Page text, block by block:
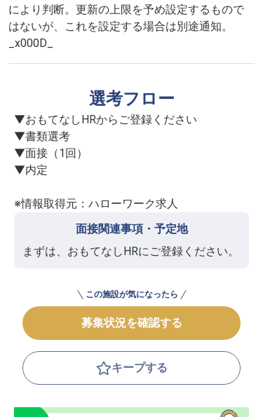
により判断。更新の上限を予め設定するもので
はないが、これを設定する場合は別途通知。
_x000D_
選考フロー
▼おもてなしHRからご登録ください
▼書類選考
▼面接（1回）
▼内定
※情報取得元：ハローワーク求人
面接関連事項・予定地
まずは、おもてなしHRにご登録ください。
この施設が気になったら
募集状況を確認する
キープする